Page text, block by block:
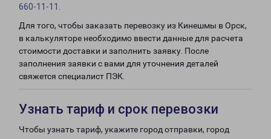
660-11-11
Для того, чтобы заказать перевозку из Кинешмы в Орск,
в калькуляторе необходимо ввести данные для расчета
стоимости доставки и заполнить заявку. После
заполнения заявки с вами для уточнения деталей
свяжется специалист ПЭК.
Узнать тариф и срок перевозки
Чтобы узнать тариф, укажите город отправки, город